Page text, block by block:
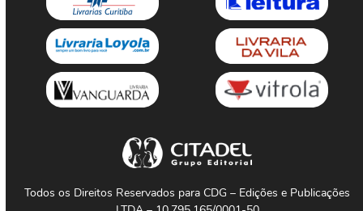
Todos os Direitos Reservados para CDG – Edições e Publicações